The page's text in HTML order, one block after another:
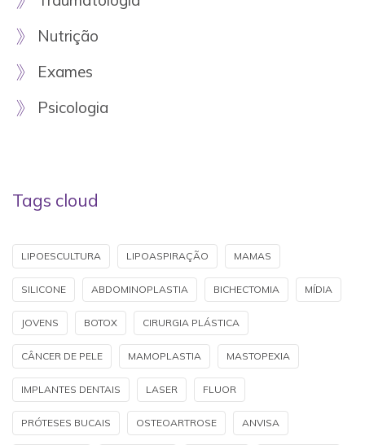
Nutrição
Exames
Psicologia
Tags cloud
LIPOESCULTURA LIPOASPIRAÇÃO MAMAS
SILICONE ABDOMINOPLASTIA BICHECTOMIA MÍDIA
JOVENS BOTOX CIRURGIA PLÁSTICA
CÂNCER DE PELE MAMOPLASTIA MASTOPEXIA
IMPLANTES DENTAIS LASER FLUOR
PRÓTESES BUCAIS OSTEOARTROSE ANVISA